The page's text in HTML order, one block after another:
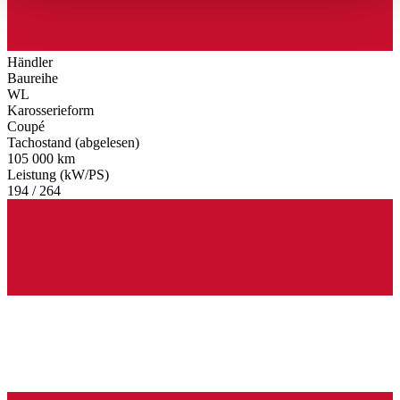
Händler
Baureihe
WL
Karosserieform
Coupé
Tachostand (abgelesen)
105 000 km
Leistung (kW/PS)
194 / 264